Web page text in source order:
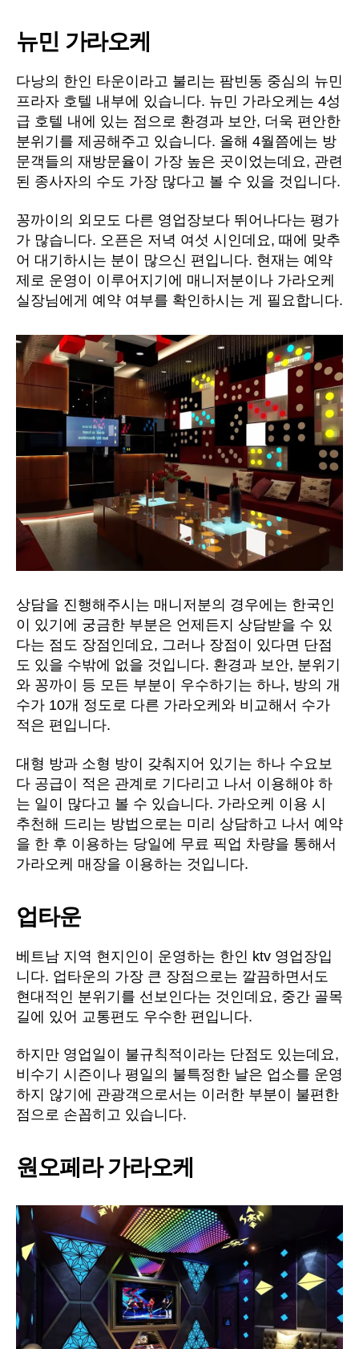
뉴민 가라오케
다낭의 한인 타운이라고 불리는 팜빈동 중심의 뉴민
프라자 호텔 내부에 있습니다. 뉴민 가라오케는 4성
급 호텔 내에 있는 점으로 환경과 보안, 더욱 편안한
분위기를 제공해주고 있습니다. 올해 4월쯤에는 방
문객들의 재방문율이 가장 높은 곳이었는데요, 관련
된 종사자의 수도 가장 많다고 볼 수 있을 것입니다.
꽁까이의 외모도 다른 영업장보다 뛰어나다는 평가
가 많습니다. 오픈은 저녁 여섯 시인데요, 때에 맞추
어 대기하시는 분이 많으신 편입니다. 현재는 예약
제로 운영이 이루어지기에 매니저분이나 가라오케
실장님에게 예약 여부를 확인하시는 게 필요합니다.
상담을 진행해주시는 매니저분의 경우에는 한국인
이 있기에 궁금한 부분은 언제든지 상담받을 수 있
다는 점도 장점인데요, 그러나 장점이 있다면 단점
도 있을 수밖에 없을 것입니다. 환경과 보안, 분위기
와 꽁까이 등 모든 부분이 우수하기는 하나, 방의 개
수가 10개 정도로 다른 가라오케와 비교해서 수가
적은 편입니다.
대형 방과 소형 방이 갖춰지어 있기는 하나 수요보
다 공급이 적은 관계로 기다리고 나서 이용해야 하
는 일이 많다고 볼 수 있습니다. 가라오케 이용 시
추천해 드리는 방법으로는 미리 상담하고 나서 예약
을 한 후 이용하는 당일에 무료 픽업 차량을 통해서
가라오케 매장을 이용하는 것입니다.
업타운
베트남 지역 현지인이 운영하는 한인 ktv 영업장입
니다. 업타운의 가장 큰 장점으로는 깔끔하면서도
현대적인 분위기를 선보인다는 것인데요, 중간 골목
길에 있어 교통편도 우수한 편입니다.
하지만 영업일이 불규칙적이라는 단점도 있는데요,
비수기 시즌이나 평일의 불특정한 날은 업소를 운영
하지 않기에 관광객으로서는 이러한 부분이 불편한
점으로 손꼽히고 있습니다.
원오페라 가라오케